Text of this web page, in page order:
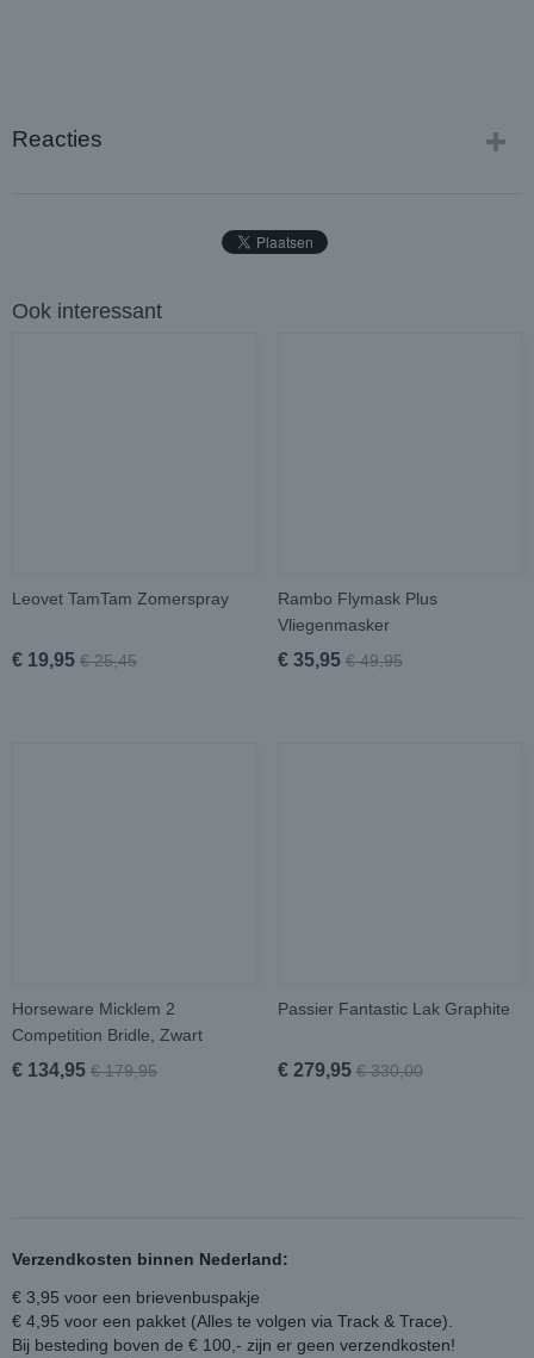
Reacties
Ook interessant
Leovet TamTam Zomerspray
€ 19,95 € 25,45
Rambo Flymask Plus
Vliegenmasker
€ 35,95 € 49,95
Horseware Micklem 2
Competition Bridle, Zwart
€ 134,95 € 179,95
Passier Fantastic Lak Graphite
€ 279,95 € 330,00
Verzendkosten binnen Nederland:
€ 3,95 voor een brievenbuspakje
€ 4,95 voor een pakket (Alles te volgen via Track & Trace).
Bij besteding boven de € 100,- zijn er geen verzendkosten!